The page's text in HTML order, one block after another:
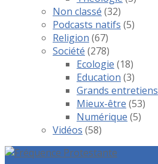
Non classé (32)
Podcasts natifs (5)
Religion (67)
Société (278)
Ecologie (18)
Education (3)
Grands entretiens
Mieux-être (53)
Numérique (5)
Vidéos (58)